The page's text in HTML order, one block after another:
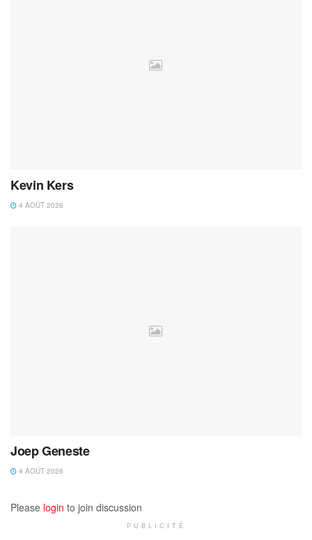
Kevin Kers
4 AOÛT 2026
Joep Geneste
4 AOÛT 2026
Please login to join discussion
PUBLICITÉ